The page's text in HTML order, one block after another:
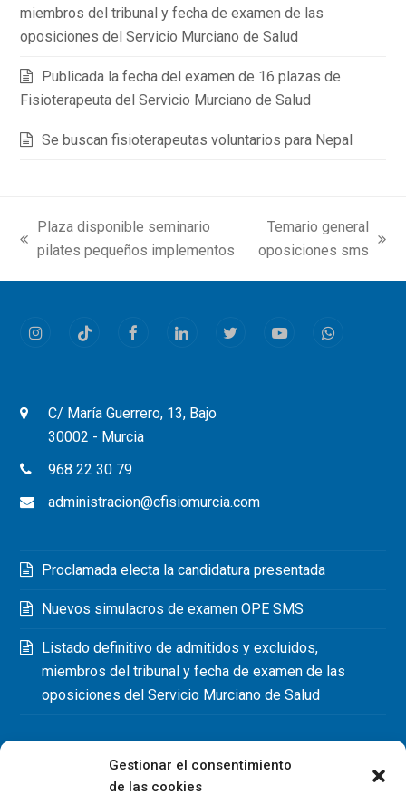
Gestionar el consentimiento
de las cookies
miembros del tribunal y fecha de examen de las
oposiciones del Servicio Murciano de Salud
Publicada la fecha del examen de 16 plazas de
Fisioterapeuta del Servicio Murciano de Salud
Se buscan fisioterapeutas voluntarios para Nepal
previous
Plaza disponible seminario
pilates pequeños implementos
next
Temario general
oposiciones sms
InstagramTiktok FacebookLinkedInTwitterYoutubeWhatsapp
C/ María Guerrero, 13, Bajo
30002 - Murcia
968 22 30 79
administracion@cfisiomurcia.com
Proclamada electa la candidatura presentada
Nuevos simulacros de examen OPE SMS
Listado definitivo de admitidos y excluidos,
miembros del tribunal y fecha de examen de las
oposiciones del Servicio Murciano de Salud